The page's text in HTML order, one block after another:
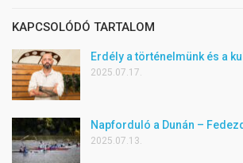
KAPCSOLÓDÓ TARTALOM
Erdély a történelmünk és a
2025.07.17.
Napforduló a Dunán –
2025.07.13.